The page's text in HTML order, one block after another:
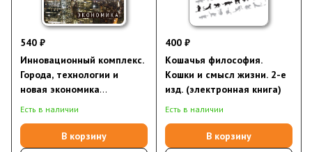
540 ₽
Инновационный комплекс.
Города, технологии и
новая экономика
(электронная книга)
Есть в наличии
В корзину
400 ₽
Кошачья философия.
Кошки и смысл жизни. 2-е
изд. (электронная книга)
Есть в наличии
В корзину